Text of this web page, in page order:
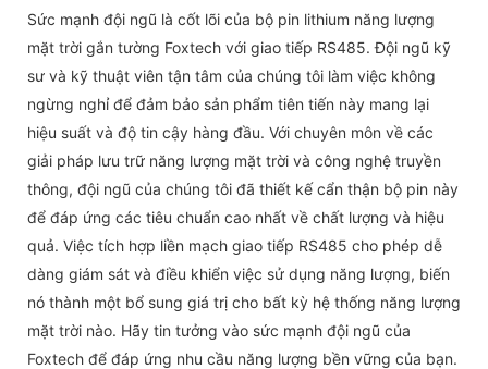
Sức mạnh đội ngũ là cốt lõi của bộ pin lithium năng lượng
mặt trời gắn tường Foxtech với giao tiếp RS485. Đội ngũ kỹ
sư và kỹ thuật viên tận tâm của chúng tôi làm việc không
ngừng nghỉ để đảm bảo sản phẩm tiên tiến này mang lại
hiệu suất và độ tin cậy hàng đầu. Với chuyên môn về các
giải pháp lưu trữ năng lượng mặt trời và công nghệ truyền
thông, đội ngũ của chúng tôi đã thiết kế cẩn thận bộ pin này
để đáp ứng các tiêu chuẩn cao nhất về chất lượng và hiệu
quả. Việc tích hợp liền mạch giao tiếp RS485 cho phép dễ
dàng giám sát và điều khiển việc sử dụng năng lượng, biến
nó thành một bổ sung giá trị cho bất kỳ hệ thống năng lượng
mặt trời nào. Hãy tin tưởng vào sức mạnh đội ngũ của
Foxtech để đáp ứng nhu cầu năng lượng bền vững của bạn.